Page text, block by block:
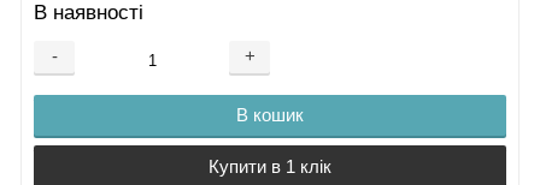
В наявності
- +
В кошик
Купити в 1 клік